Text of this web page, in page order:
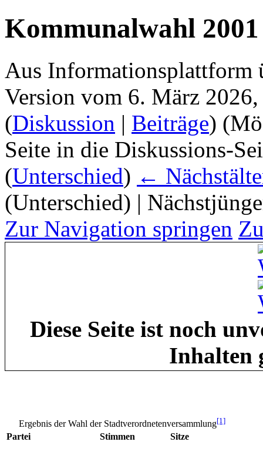
Kommunalwahl
Aus Informationsplattform
Version vom 6. März
(Diskussion | Beiträge)
Seite in die Diskussions-
(Unterschied) ←
(Unterschied) |
Zur Navigation springen
Diese Seite ist noch
Inhalten
Ergebnis der Wahl der Stadtverordnetenversammlung[1]
Partei Stimmen Sitze